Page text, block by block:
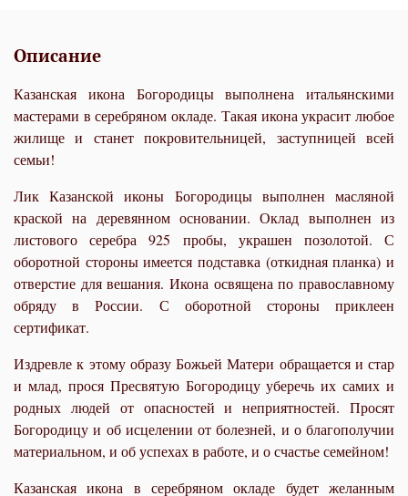
Описание
Казанская икона Богородицы выполнена итальянскими
мастерами в серебряном окладе. Такая икона украсит любое
жилище и станет покровительницей, заступницей всей
семьи!
Лик Казанской иконы Богородицы выполнен масляной
краской на деревянном основании. Оклад выполнен из
листового серебра 925 пробы, украшен позолотой. С
оборотной стороны имеется подставка (откидная планка) и
отверстие для вешания. Икона освящена по православному
обряду в России. С оборотной стороны приклеен
сертификат.
Издревле к этому образу Божьей Матери обращается и стар
и млад, прося Пресвятую Богородицу уберечь их самих и
родных людей от опасностей и неприятностей. Просят
Богородицу и об исцелении от болезней, и о благополучии
материальном, и об успехах в работе, и о счастье семейном!
Казанская икона в серебряном окладе будет желанным